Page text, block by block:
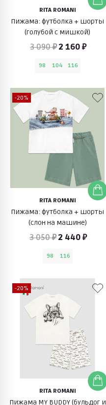
RITA ROMANI
Пижама: футболка + шорты
(голубой с мишкой)
3 090 ₽ 2 160 ₽
98 104 116
-20%
RITA ROMANI
Пижама: футболка + шорты
(слон на машине)
3 050 ₽ 2 440 ₽
98 116
-20%
RITA ROMANI
Пижама MY BUDDY (бульдог и